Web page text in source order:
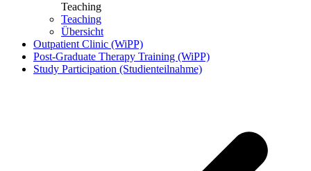
Teaching
Teaching
Übersicht
Outpatient Clinic (WiPP)
Post-Graduate Therapy Training (WiPP)
Study Participation (Studienteilnahme)